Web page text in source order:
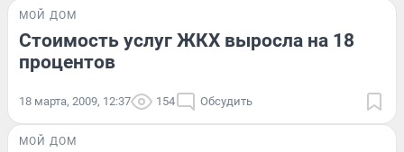
МОЙ ДОМ
Стоимость услуг ЖКХ выросла на 18
процентов
18 марта, 2009, 12:37 154 Обсудить
МОЙ ДОМ